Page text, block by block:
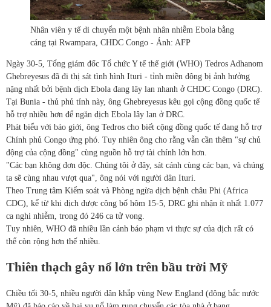
Nhân viên y tế di chuyển một bệnh nhân nhiễm Ebola bằng
cáng tại Rwampara, CHDC Congo - Ảnh: AFP
Ngày 30-5, Tổng giám đốc Tổ chức Y tế thế giới (WHO) Tedros Adhanom
Ghebreyesus đã đi thị sát tình hình Ituri - tỉnh miền đông bị ảnh hưởng
nặng nhất bởi bệnh dịch Ebola đang lây lan nhanh ở CHDC Congo (DRC).
Tại Bunia - thủ phủ tỉnh này, ông Ghebreyesus kêu gọi cộng đồng quốc tế
hỗ trợ nhiều hơn để ngăn dịch Ebola lây lan ở DRC.
Phát biểu với báo giới, ông Tedros cho biết cộng đồng quốc tế đang hỗ trợ
Chính phủ Congo ứng phó. Tuy nhiên ông cho rằng vẫn cần thêm "sự chủ
động của cộng đồng" cùng nguồn hỗ trợ tài chính lớn hơn.
"Các bạn không đơn độc. Chúng tôi ở đây, sát cánh cùng các bạn, và chúng
ta sẽ cùng nhau vượt qua", ông nói với người dân Ituri.
Theo Trung tâm Kiểm soát và Phòng ngừa dịch bệnh châu Phi (Africa
CDC), kể từ khi dịch được công bố hôm 15-5, DRC ghi nhận ít nhất 1.077
ca nghi nhiễm, trong đó 246 ca tử vong.
Tuy nhiên, WHO đã nhiều lần cảnh báo phạm vi thực sự của dịch rất có
thể còn rộng hơn thế nhiều.
Thiên thạch gây nổ lớn trên bầu trời Mỹ
Chiều tối 30-5, nhiều người dân khắp vùng New England (đông bắc nước